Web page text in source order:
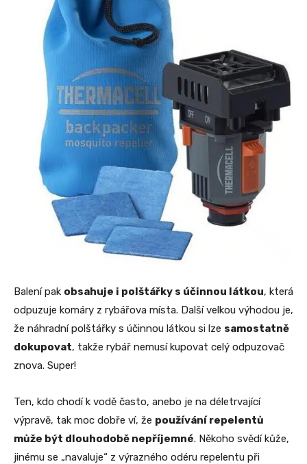
Balení pak obsahuje i polštářky s účinnou látkou, která
odpuzuje komáry z rybářova místa. Další velkou výhodou je,
že náhradní polštářky s účinnou látkou si lze samostatně
dokupovat, takže rybář nemusí kupovat celý odpuzovač
znova. Super!
Ten, kdo chodí k vodě často, anebo je na déletrvající
výpravě, tak moc dobře ví, že používání repelentů
může být dlouhodobě nepříjemné. Někoho svědí kůže,
jinému se „navaluje“ z výrazného odéru repelentu při